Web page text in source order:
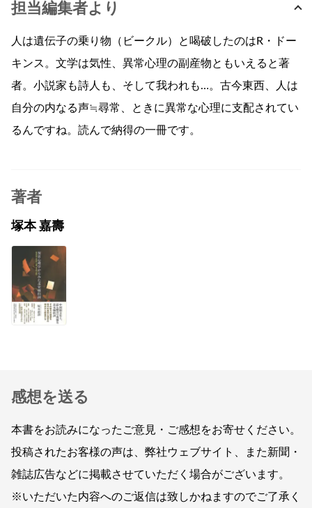
担当編集者より
人は遺伝子の乗り物（ビークル）と喝破したのはR・ドー
キンス。文学は気性、異常心理の副産物ともいえると著
者。小説家も詩人も、そして我われも…。古今東西、人は
自分の内なる声≒尋常、ときに異常な心理に支配されてい
るんですね。読んで納得の一冊です。
著者
塚本 嘉壽
感想を送る
本書をお読みになったご意見・ご感想をお寄せください。
投稿されたお客様の声は、弊社ウェブサイト、また新聞・
雑誌広告などに掲載させていただく場合がございます。
※いただいた内容へのご返信は致しかねますのでご了承く